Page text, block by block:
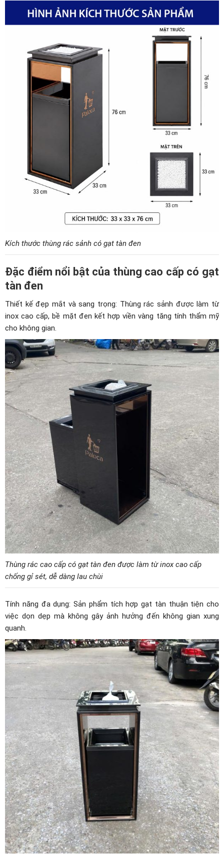
Kích thước thùng rác sảnh có gạt tàn đen
Đặc điểm nổi bật của thùng cao cấp có gạt
tàn đen
Thiết kế đẹp mắt và sang trọng: Thùng rác sảnh được làm từ
inox cao cấp, bề mặt đen kết hợp viền vàng tăng tính thẩm mỹ
cho không gian.
Thùng rác cao cấp có gạt tàn đen được làm từ inox cao cấp
chống gỉ sét, dễ dàng lau chùi
Tính năng đa dụng: Sản phẩm tích hợp gạt tàn thuận tiện cho
việc dọn dẹp mà không gây ảnh hưởng đến không gian xung
quanh.